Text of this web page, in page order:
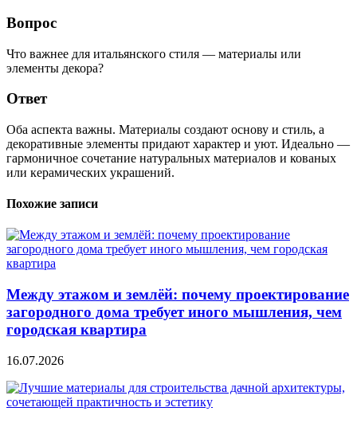
Вопрос
Что важнее для итальянского стиля — материалы или
элементы декора?
Ответ
Оба аспекта важны. Материалы создают основу и стиль, а
декоративные элементы придают характер и уют. Идеально —
гармоничное сочетание натуральных материалов и кованых
или керамических украшений.
Похожие записи
Между этажом и землёй: почему проектирование
загородного дома требует иного мышления, чем
городская квартира
16.07.2026